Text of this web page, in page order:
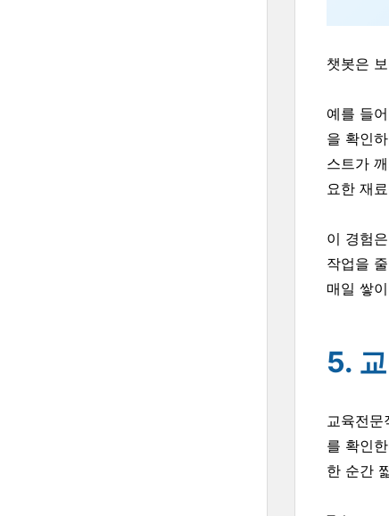
챗봇은
예를 들
을 확인
스트가
요한 재
이 경험
작업을
매일 쌓
5.
교육전문
를 확인
한 순간